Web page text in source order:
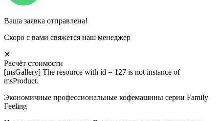
Ваша заявка отправлена!
Скоро с вами свяжется наш менеджер
✕
Расчёт стоимости
[msGallery] The resource with id = 127 is not instance of
msProduct.
Экономичные профессиональные кофемашины серии Family
Feeling